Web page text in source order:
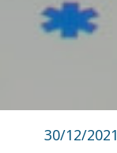
30/12/2021